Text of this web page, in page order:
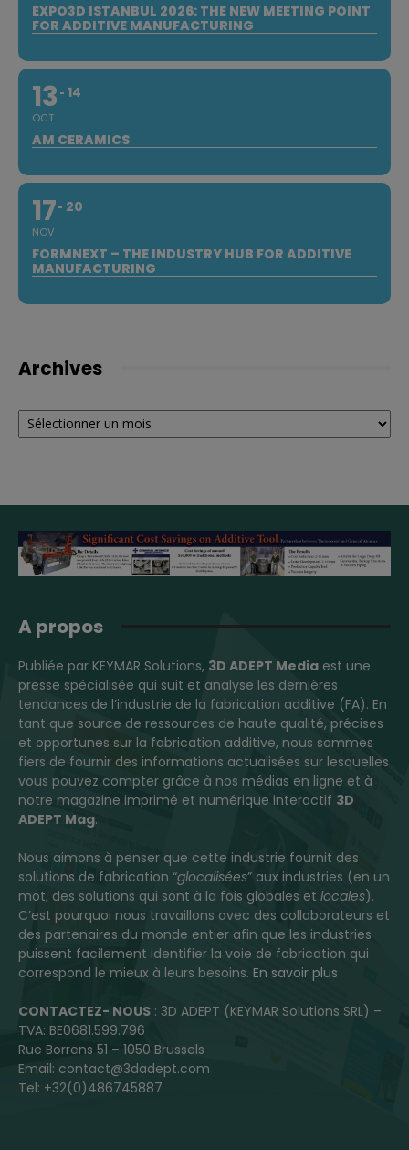
EXPO3D ISTANBUL 2026: THE NEW MEETING POINT
FOR ADDITIVE MANUFACTURING
13
OCT
14
AM CERAMICS
17
NOV
20
FORMNEXT – THE INDUSTRY HUB FOR ADDITIVE
MANUFACTURING
Archives
Archives
A propos
Publiée par KEYMAR Solutions, 3D ADEPT Media est une
presse spécialisée qui suit et analyse les dernières
tendances de l’industrie de la fabrication additive (FA). En
tant que source de ressources de haute qualité, précises
et opportunes sur la fabrication additive, nous sommes
fiers de fournir des informations actualisées sur lesquelles
vous pouvez compter grâce à nos médias en ligne et à
notre magazine imprimé et numérique interactif 3D
ADEPT Mag.
Nous aimons à penser que cette industrie fournit des
solutions de fabrication “glocalisées” aux industries (en un
mot, des solutions qui sont à la fois globales et locales).
C’est pourquoi nous travaillons avec des collaborateurs et
des partenaires du monde entier afin que les industries
puissent facilement identifier la voie de fabrication qui
correspond le mieux à leurs besoins. En savoir plus
CONTACTEZ- NOUS : 3D ADEPT (KEYMAR Solutions SRL) –
TVA: BE0681.599.796
Rue Borrens 51 – 1050 Brussels
Email: contact@3dadept.com
Tel: +32(0)486745887